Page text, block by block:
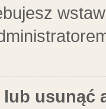
usunąć